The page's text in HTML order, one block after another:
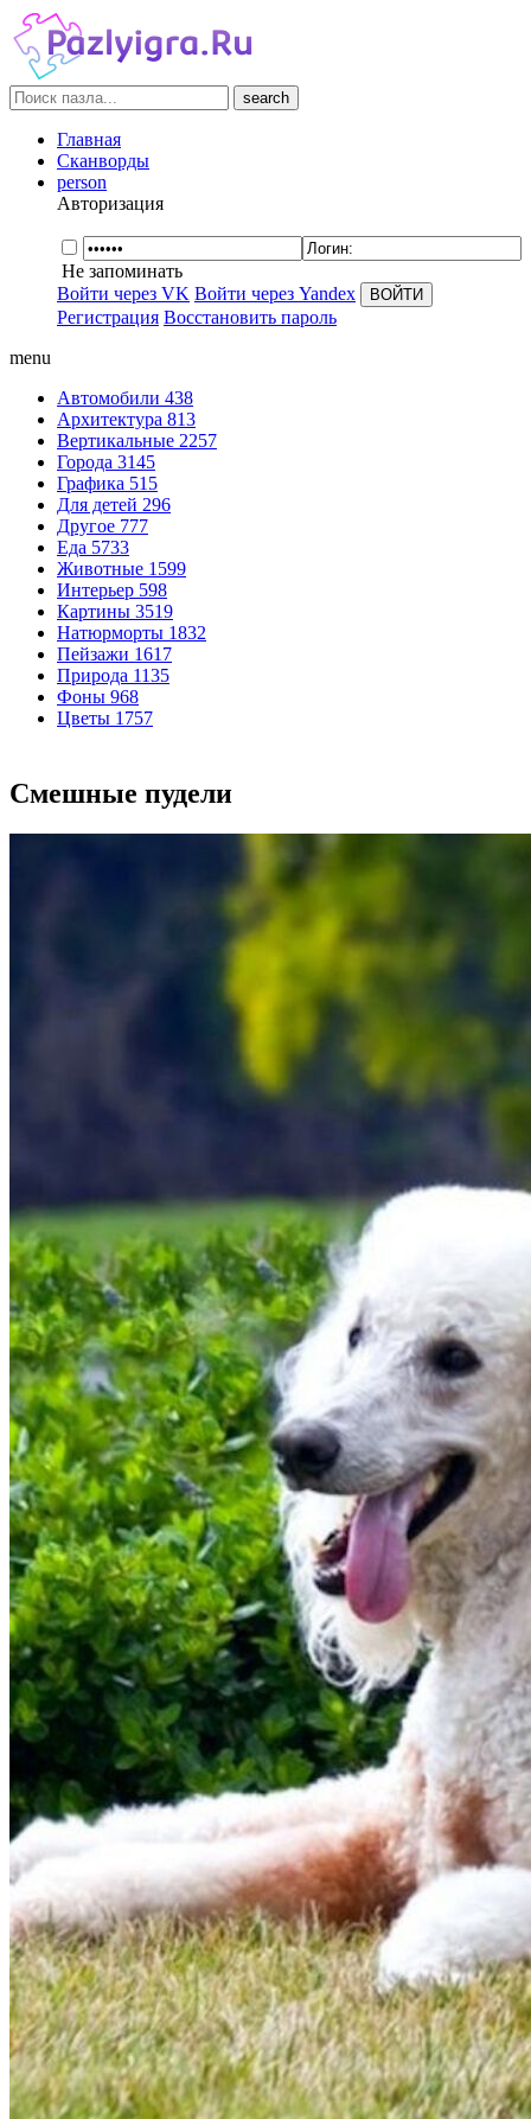
search
Главная
Сканворды
person
Авторизация
Не запоминать
Войти через VK Войти через Yandex
Регистрация Восстановить пароль
menu
Автомобили 438
Архитектура 813
Вертикальные 2257
Города 3145
Графика 515
Для детей 296
Другое 777
Еда 5733
Животные 1599
Интерьер 598
Картины 3519
Натюрморты 1832
Пейзажи 1617
Природа 1135
Фоны 968
Цветы 1757
Смешные пудели